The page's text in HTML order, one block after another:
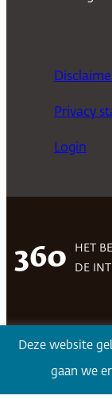
Privacy
Login
360
HET
DE
Deze website
gaan we